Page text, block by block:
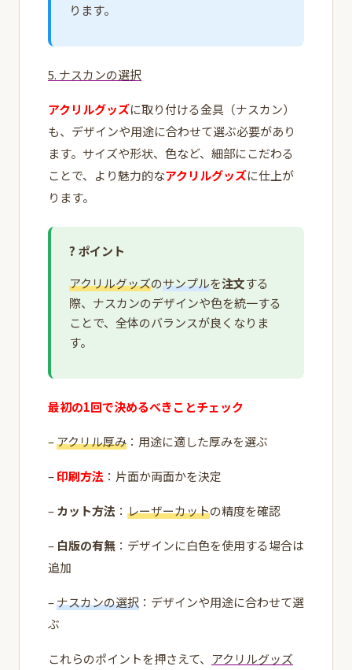
ります。
5. ナスカンの選択
アクリルグッズに取り付ける金具（ナスカン）
も、デザインや用途に合わせて選ぶ必要があり
ます。サイズや形状、色など、細部にこだわる
ことで、より魅力的なアクリルグッズに仕上が
ります。
? ポイント
アクリルグッズのサンプルを注文する
際、ナスカンのデザインや色を統一する
ことで、全体のバランスが良くなりま
す。
最初の1回で決めるべきことチェック
–アクリル厚み ：用途に適した厚みを選ぶ
–印刷方法 ：片面か両面かを決定
–カット方法 ： レーザーカットの精度を確認
– 白版の有無 ：デザインに白色を使用する場合は
追加
–ナスカンの選択 ：デザインや用途に合わせて選
ぶ
これらのポイントを押さえて、 アクリルグッズ